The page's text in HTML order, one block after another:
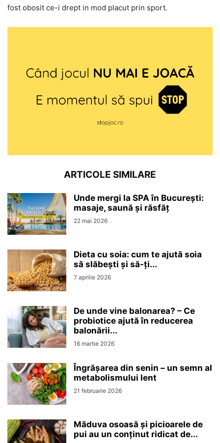
fost obosit ce-i drept in mod placut prin sport.
ARTICOLE SIMILARE
Unde mergi la SPA în București:
masaje, saună și răsfăț
22 mai 2026
Dieta cu soia: cum te ajută soia
să slăbești și să-ți...
7 aprilie 2026
De unde vine balonarea? – Ce
probiotice ajută în reducerea
balonării...
16 martie 2026
Îngrășarea din senin – un semn al
metabolismului lent
21 februarie 2026
Măduva osoasă și picioarele de
pui au un conținut ridicat de...